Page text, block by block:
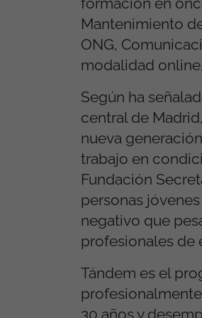
Mantenimiento
ONG,
modalidad online.
Según ha
central de
nueva
trabajo en
Fundación
personas
negativo que
profesionales de
Tándem es el
30 años y